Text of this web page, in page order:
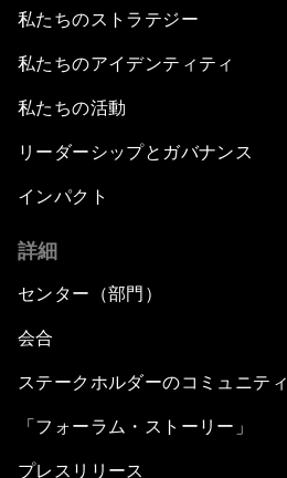
私たちのストラテジー
私たちのアイデンティティ
私たちの活動
リーダーシップとガバナンス
インパクト
詳細
センター（部門）
会合
ステークホルダーのコミュニティ
「フォーラム・ストーリー」
プレスリリース